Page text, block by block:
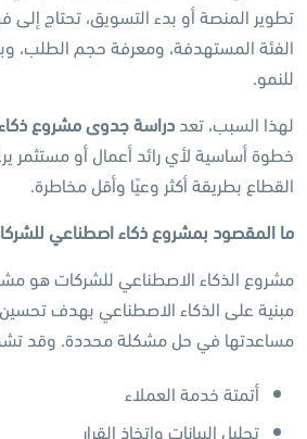
تطوير المنصة أو بدء التسويق، تحتاج
الفئة المستهدفة، ومعرفة حجم الطلب،
للنمو.
لهذا السبب، تعد دراسة جدوى مشروع
خطوة أساسية لأي رائد أعمال أو مستثمر
القطاع بطريقة أكثر وعيًا وأقل مخاطرة.
ما المقصود بمشروع ذكاء اصطناعي
مشروع الذكاء الاصطناعي للشركات هو
مبنية على الذكاء الاصطناعي بهدف تحسين
مساعدتها في حل مشكلة محددة. وقد
أتمتة خدمة العملاء
تحليل البيانات واتخاذ القرار